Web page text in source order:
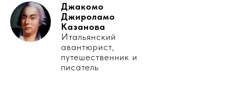
Джакомо
Джироламо
Казанова
Итальянский
авантюрист,
путешественник и
писатель